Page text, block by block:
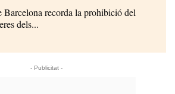
recorda la prohibició del
dels...
- Publicitat -